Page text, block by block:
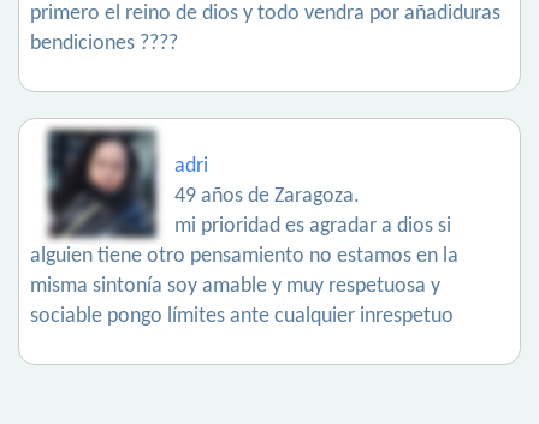
primero el reino de dios y todo vendra por añadiduras
bendiciones ????
adri
49 años de Zaragoza.
mi prioridad es agradar a dios si
alguien tiene otro pensamiento no estamos en la
misma sintonía soy amable y muy respetuosa y
sociable pongo límites ante cualquier inrespetuo